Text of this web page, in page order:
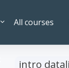
All courses
intro